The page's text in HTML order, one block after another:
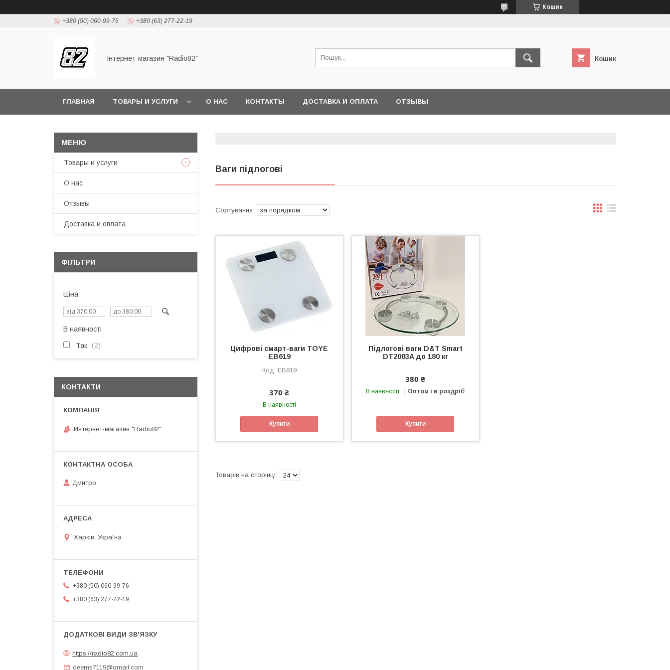
Кошик
+380 (50) 060-99-76 +380 (63) 277-22-19
Інтернет-магазин "Radio82" Кошик
ГЛАВНАЯ ТОВАРЫ И УСЛУГИ О НАС КОНТАКТЫ ДОСТАВКА И ОПЛАТА ОТЗЫВЫ
Ваги підлогові
Цифрові смарт-ваги TOYE
EB619
EB619
370 ₴
В наявності
Купити
Підлогові ваги D&T Smart
DT2003A до 180 кг
380 ₴
В наявності Оптом і в роздріб
Купити
Товары и услуги
О нас
Отзывы
Доставка и оплата
ФІЛЬТРИ
Ціна
В наявності
Так 2
КОНТАКТИ
Интернет-магазин "Radio82"
Дмитро
Харків, Україна
+380 (50) 060-99-76
+380 (63) 277-22-19
https://radio82.com.ua
deems7119@gmail.com